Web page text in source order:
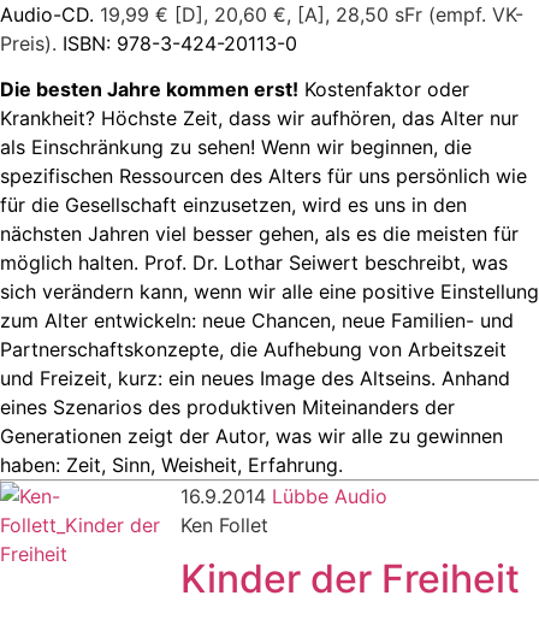
Audio-CD. 19,99 € [D], 20,60 €, [A], 28,50 sFr (empf. VK-
Preis). ISBN: 978-3-424-20113-0
Die besten Jahre kommen erst! Kostenfaktor oder
Krankheit? Höchste Zeit, dass wir aufhören, das Alter nur
als Einschränkung zu sehen! Wenn wir beginnen, die
spezifischen Ressourcen des Alters für uns persönlich wie
für die Gesellschaft einzusetzen, wird es uns in den
nächsten Jahren viel besser gehen, als es die meisten für
möglich halten. Prof. Dr. Lothar Seiwert beschreibt, was
sich verändern kann, wenn wir alle eine positive Einstellung
zum Alter entwickeln: neue Chancen, neue Familien- und
Partnerschaftskonzepte, die Aufhebung von Arbeitszeit
und Freizeit, kurz: ein neues Image des Altseins. Anhand
eines Szenarios des produktiven Miteinanders der
Generationen zeigt der Autor, was wir alle zu gewinnen
haben: Zeit, Sinn, Weisheit, Erfahrung.
16.9.2014 Lübbe Audio
Ken Follet
Kinder der Freiheit